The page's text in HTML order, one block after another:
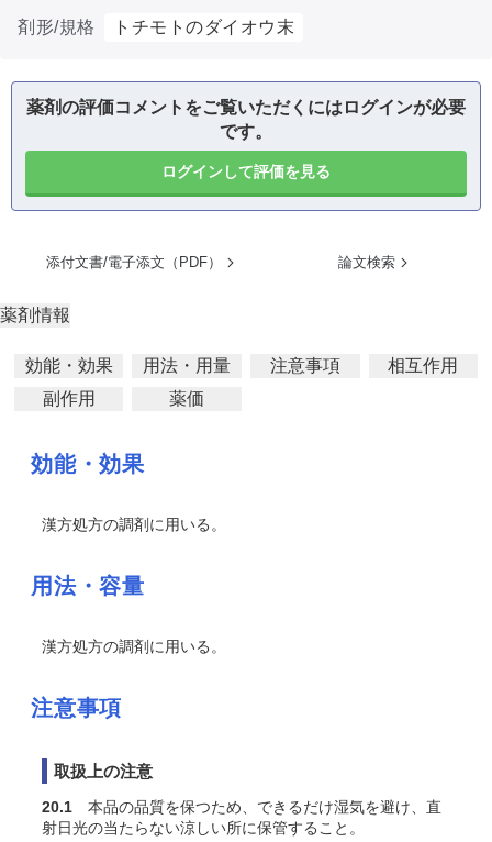
剤形/規格
トチモトのダイオウ末
薬剤の評価コメントをご覧いただくにはログインが必要
です。
ログインして評価を見る
添付文書/電子添文（PDF） 論文検索
薬剤情報
効能・効果 用法・用量 注意事項
相互作用
副作用
薬価
効能・効果
漢方処方の調剤に用いる。
用法・容量
漢方処方の調剤に用いる。
注意事項
取扱上の注意
20.1 本品の品質を保つため、できるだけ湿気を避け、直
射日光の当たらない涼しい所に保管すること。